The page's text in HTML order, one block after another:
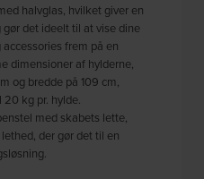
halvglas, hvilket giver en
det ideelt til at vise dine
frem på en
dimensioner af hylderne,
og bredde på 109 cm,
kg pr. hylde.
med skabets lette,
der gør det til en